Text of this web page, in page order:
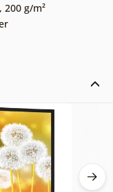
200 g/m²